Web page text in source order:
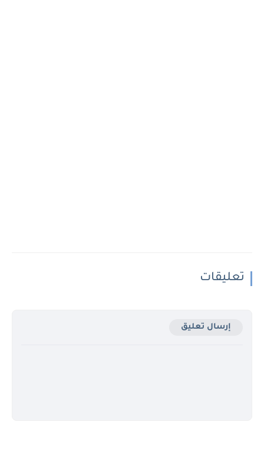
تعليقات
إرسال تعليق